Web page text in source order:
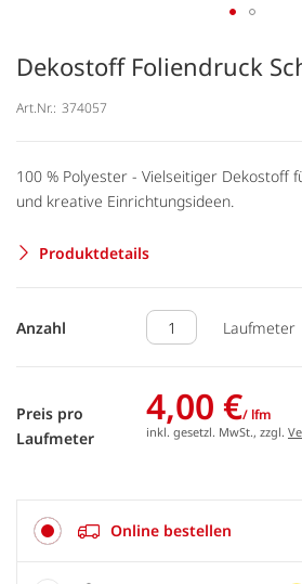
Dekostoff Foliendruck
Art.Nr.: 374057
100 % Polyester - Vielseitiger Dekostoff
und kreative Einrichtungsideen.
Produktdetails
Anzahl Laufmeter
Preis pro
Laufmeter
4,00 €/ lfm
inkl. gesetzl. MwSt., zzgl.
Online bestellen